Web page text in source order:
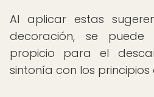
Al aplicar estas
decoración, se
propicio para el
sintonía con los principios